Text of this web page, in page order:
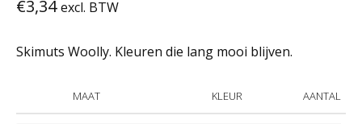
€3,34 excl. BTW
Skimuts Woolly. Kleuren die lang mooi blijven.
MAAT KLEUR AANTAL